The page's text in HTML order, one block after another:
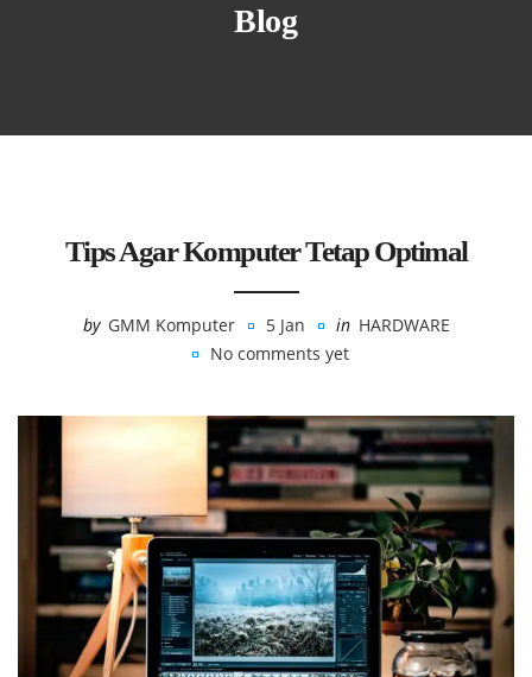
Blog
Tips Agar Komputer Tetap Optimal
by GMM Komputer 5 Jan in HARDWARE
No comments yet